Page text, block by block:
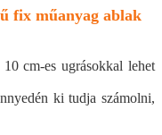
fix műanyag ablak
cm-es ugrásokkal lehet
ki tudja számolni,